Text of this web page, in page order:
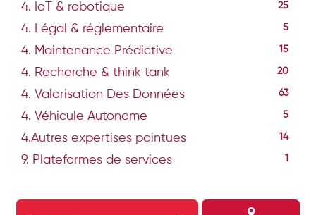
4. IoT & robotique 25
4. Légal & réglementaire 5
4. Maintenance Prédictive 15
4. Recherche & think tank 20
4. Valorisation Des Données 63
4. Véhicule Autonome 5
4.Autres expertises pointues 14
9. Plateformes de services